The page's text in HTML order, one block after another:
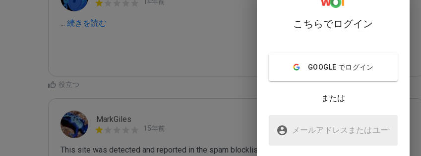
... 続きを読む
役立つ
MarkGiles
15年前
This site was detected and reported in the spam blocklist maintained by Joe Wein.
こちらでログイン
GOOGLE でログイン
または
メールアドレスまたはユーザ
名